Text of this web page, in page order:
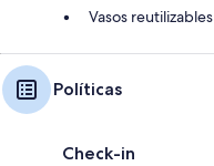
Vasos reutilizables
Políticas
Check-in